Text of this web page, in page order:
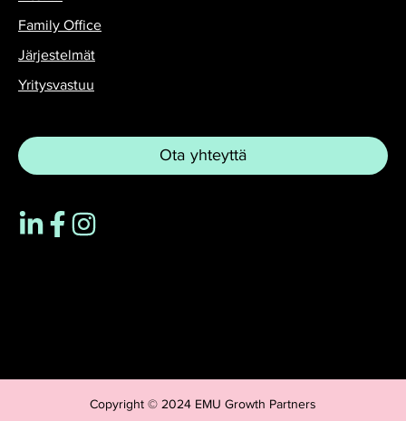
Family Office
Järjestelmät
Yritysvastuu
Ota yhteyttä
Copyright © 2024 EMU Growth Partners